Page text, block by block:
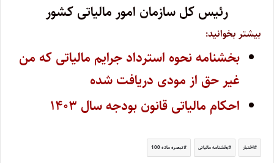
رئیس کل سازمان امور مالیاتی کشور
بیشتر بخوانید:
بخشنامه نحوه استرداد جرایم مالیاتی که من
غیر حق از مودی دریافت شده
احکام مالیاتی قانون بودجه سال ۱۴۰۳
اختبار بخشنامه مالیاتی تبصره ماده 100